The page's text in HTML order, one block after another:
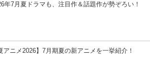
年7月夏ドラマも、注目作＆話題作が勢ぞろい！
アニメ2026】7月期夏の新アニメを一挙紹介！